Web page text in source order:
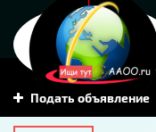
Подать объявление